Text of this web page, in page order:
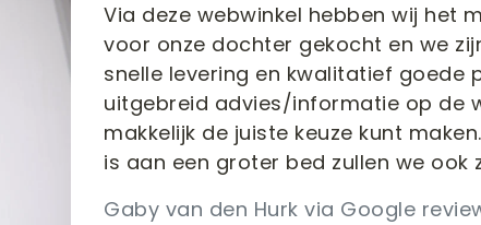
Via deze webwinkel hebben wij het
voor onze dochter gekocht en we
snelle levering en kwalitatief goede
uitgebreid advies/informatie op de
makkelijk de juiste keuze kunt
is aan een groter bed zullen we ook
Gaby van den Hurk via Google